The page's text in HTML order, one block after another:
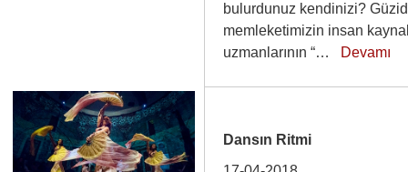
bulurdunuz kendinizi?
memleketimizin insan
uzmanlarının “… Devamı
Dansın Ritmi